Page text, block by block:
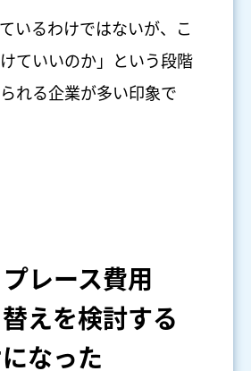
いるわけではないが、こ
ていいのか」という段階
れる企業が多い印象で
レース費用
えを検討する
なった